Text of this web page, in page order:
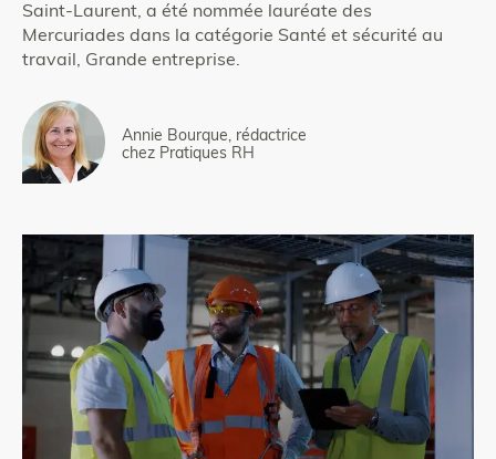
Saint-Laurent, a été nommée lauréate des
Mercuriades dans la catégorie Santé et sécurité au
travail, Grande entreprise.
Annie Bourque, rédactrice
chez Pratiques RH